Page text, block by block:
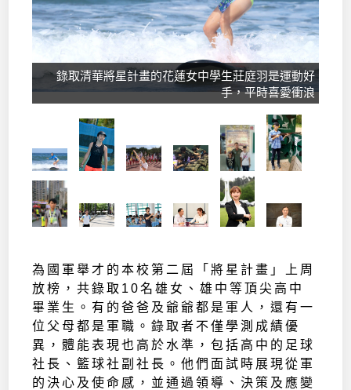
錄取清華將星計畫的花蓮女中學生莊庭羽是運動好
手，平時喜愛衝浪
為國軍舉才的本校第二屆「將星計畫」上周
放榜，共錄取10名雄女、雄中等頂尖高中
畢業生。有的爸爸及爺爺都是軍人，還有一
位父母都是軍職。錄取者不僅學測成績優
異，體能表現也高於水準，包括高中的足球
社長、籃球社副社長。他們面試時展現從軍
的決心及使命感，並通過領導、決策及應變